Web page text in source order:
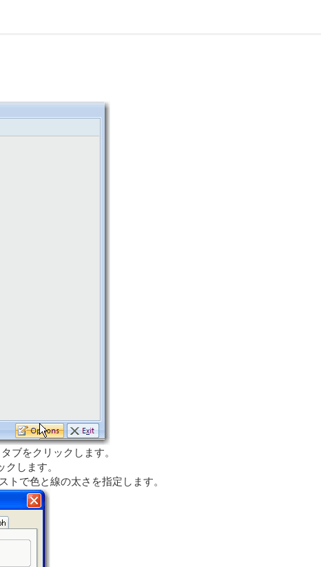
タブをクリックします。
クします。
トで色と線の太さを指定します。